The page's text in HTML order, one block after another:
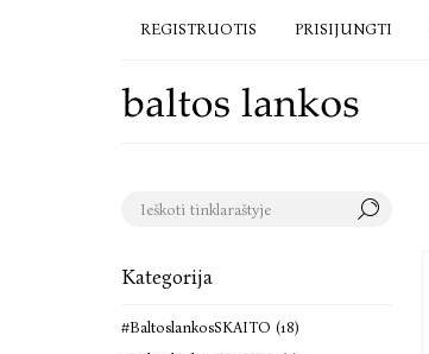
REGISTRUOTIS PRISIJUNGTI
Kategorija
#BaltoslankosSKAITO (18)